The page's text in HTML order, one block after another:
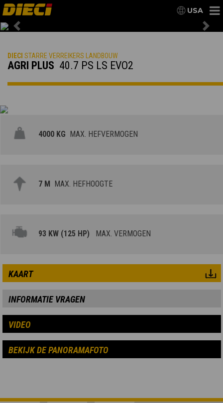
USA
Previous
DIECI STARRE VERREIKERS LANDBOUW
AGRI PLUS 40.7 PS LS EVO2
4000 KG MAX. HEFVERMOGEN
7 M MAX. HEFHOOGTE
93 KW (125 HP) MAX. VERMOGEN
KAART
INFORMATIE VRAGEN
VIDEO
BEKIJK DE PANORAMAFOTO